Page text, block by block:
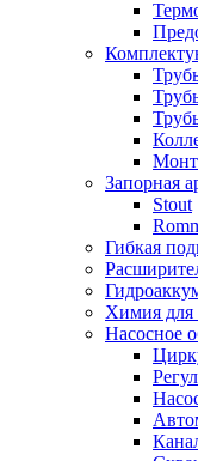
Запорная
Stout
Гибкая
Химия для
Насосное